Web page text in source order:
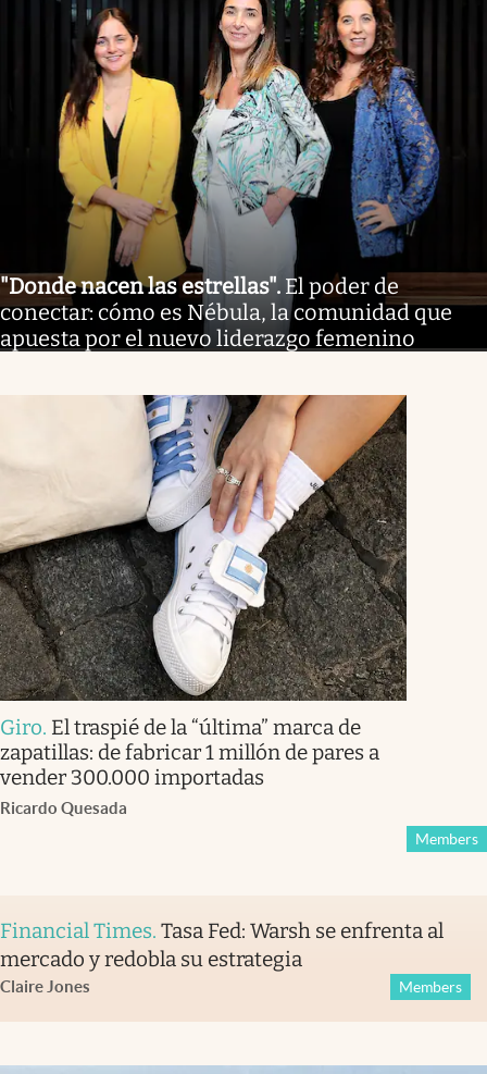
"Donde nacen las estrellas". El poder de
conectar: cómo es Nébula, la comunidad que
apuesta por el nuevo liderazgo femenino
Giro. El traspié de la “última” marca de
zapatillas: de fabricar 1 millón de pares a
vender 300.000 importadas
Ricardo Quesada
Members
Financial Times. Tasa Fed: Warsh se enfrenta al
mercado y redobla su estrategia
Claire Jones Members